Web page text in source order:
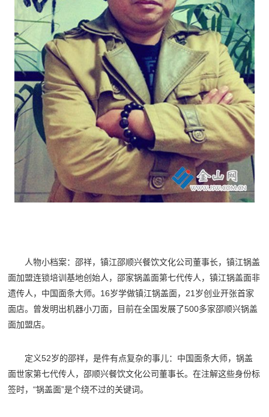
人物小档案：邵祥，镇江邵顺兴餐饮文化公司董事长，镇江锅盖
面加盟连锁培训基地创始人，邵家锅盖面第七代传人，镇江锅盖面非
遗传人，中国面条大师。16岁学做镇江锅盖面，21岁创业开张首家
面店。曾发明出机器小刀面，目前在全国发展了500多家邵顺兴锅盖
面加盟店。
定义52岁的邵祥，是件有点复杂的事儿：中国面条大师，锅盖
面世家第七代传人，邵顺兴餐饮文化公司董事长。在注解这些身份标
签时，“锅盖面”是个绕不过的关键词。